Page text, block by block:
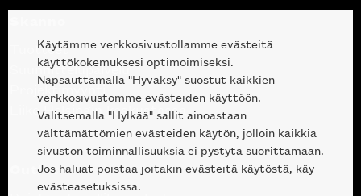
Tuotteet
Suunnittelupalvelu
Projektimyynti
Liike Helsingin keskustassa
Outlet
Käytämme verkkosivustollamme evästeitä
käyttökokemuksesi optimoimiseksi.
Napsauttamalla "Hyväksy" suostut kaikkien
verkkosivustomme evästeiden käyttöön.
Valitsemalla "Hylkää" sallit ainoastaan
välttämättömien evästeiden käytön, jolloin kaikkia
sivuston toiminnallisuuksia ei pystytä suorittamaan.
Jos haluat poistaa joitakin evästeitä käytöstä, käy
evästeasetuksissa.